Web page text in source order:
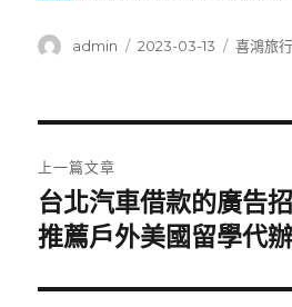
作
admin
發
2023-03-13
分
喜鴻旅
章
導
覽
上一篇文章
上
一
文
台北汽車借款的廣告
推薦戶外美國留學代辦